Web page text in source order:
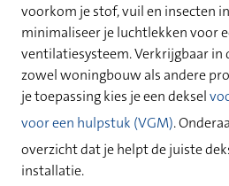
voorkom je stof, vuil en insecten
minimaliseer je luchtlekken voor
ventilatiesysteem. Verkrijgbaar in
zowel woningbouw als andere
je toepassing kies je een deksel
voor een hulpstuk (VGM).
overzicht dat je helpt de juiste
installatie.